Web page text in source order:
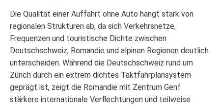
Die Qualität einer Auffahrt ohne Auto hängt stark von
regionalen Strukturen ab, da sich Verkehrsnetze,
Frequenzen und touristische Dichte zwischen
Deutschschweiz, Romandie und alpinen Regionen deutlich
unterscheiden. Während die Deutschschweiz rund um
Zürich durch ein extrem dichtes Taktfahrplansystem
geprägt ist, zeigt die Romandie mit Zentrum Genf
stärkere internationale Verflechtungen und teilweise